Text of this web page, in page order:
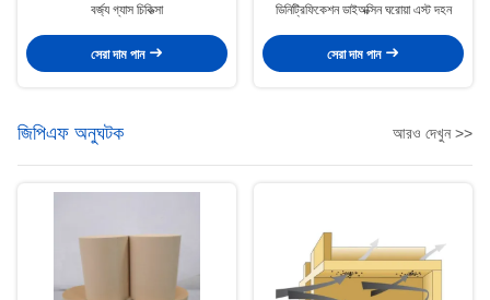
বর্জ্য গ্যাস চিকিত্সা
সেরা দাম পান
ডিনিট্রিফিকেশন ডাইঅক্সিন ঘরোয়া এস্ট দহন
সেরা দাম পান
জিপিএফ অনুঘটক আরও দেখুন >>